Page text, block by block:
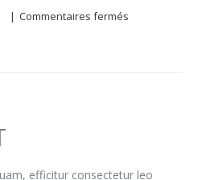
Commentaires fermés
efficitur consectetur leo